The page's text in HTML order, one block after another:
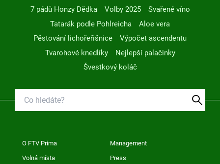
7 pádů Honzy Dědka
Volby 2025
Svařené víno
Tatarák podle Pohlreicha
Aloe vera
Pěstování lichořeřišnice
Výpočet ascendentu
Tvarohové knedlíky
Nejlepší palačinky
Švestkový koláč
O FTV Prima Management
Volná místa Press